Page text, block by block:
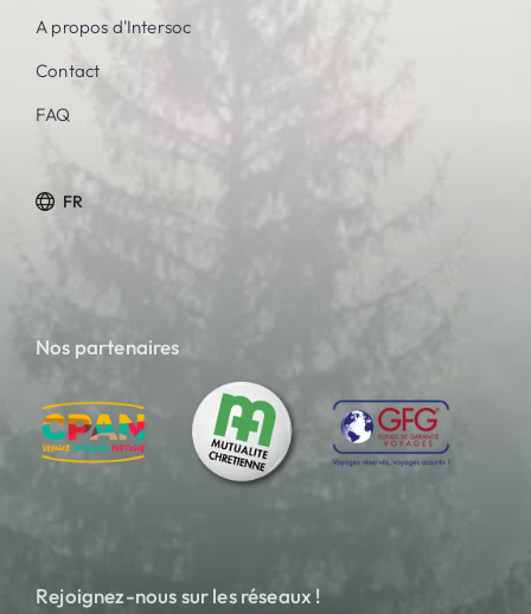
A propos d'Intersoc
Contact
FAQ
FR
Nos partenaires
Rejoignez-nous sur les réseaux !